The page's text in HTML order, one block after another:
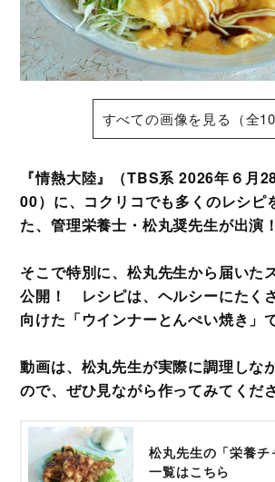
すべての画像を見る（全10
『情熱大陸』（TBS系 2026年６月
00）に、コクリコでも多くのレシピ
た、管理栄養士・松丸奨先生が出演！
そこで特別に、松丸先生から届いた
公開！ レシピは、ヘルシーにたく
向けた「ウインナーとんぺい焼き」で
動画は、松丸先生が実際に調理しな
ので、ぜひ見ながら作ってみてくだ
松丸先生の「栄養
一覧はこちら